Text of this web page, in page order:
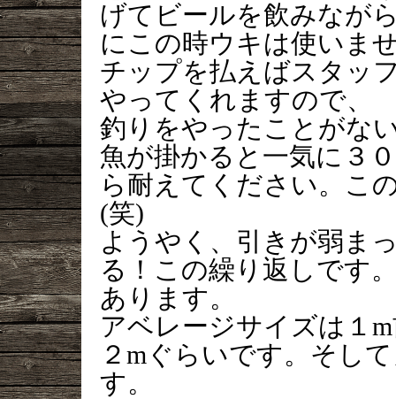
げてビールを飲みなが
にこの時ウキは使いま
チップを払えばスタッ
やってくれますので、
釣りをやったことがな
魚が掛かると一気に３
ら耐えてください。こ
(笑)
ようやく、引きが弱ま
る！この繰り返しです
あります。
アベレージサイズは１
２mぐらいです。そし
す。